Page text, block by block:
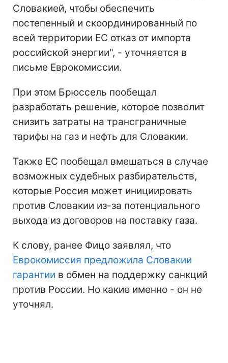
Словакией, чтобы обеспечить
постепенный и скоординированный по
всей территории ЕС отказ от импорта
российской энергии", - уточняется в
письме Еврокомиссии.
При этом Брюссель пообещал
разработать решение, которое позволит
снизить затраты на трансграничные
тарифы на газ и нефть для Словакии.
Также ЕС пообещал вмешаться в случае
возможных судебных разбирательств,
которые Россия может инициировать
против Словакии из-за потенциального
выхода из договоров на поставку газа.
К слову, ранее Фицо заявлял, что
Еврокомиссия предложила Словакии
гарантии в обмен на поддержку санкций
против России. Но какие именно - он не
уточнял.